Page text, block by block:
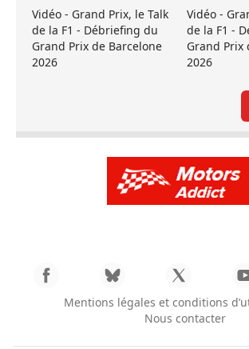
Vidéo - Grand Prix, le Talk
de la F1 - Débriefing du
Grand Prix de Barcelone
2026
Vidéo -
de la F1 -
Grand Prix
2026
Mentions légales et conditions
Nous contacter